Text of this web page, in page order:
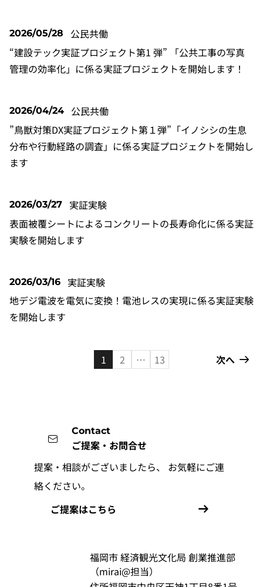
2026/05/28
公民共働
“建設テック実証プロジェクト第1 弾” 「公共⼯事の写真
管理の効率化」に係る実証プロジェクトを開始します！
2026/04/24
公民共働
”鳥獣対策DX実証プロジェクト第１弾”「イノシシの生息
分布や行動経路の調査」に係る実証プロジェクトを開始し
ます
2026/03/27
実証実験
表面被覆シートによるコンクリートの長寿命化に係る実証
実験を開始します
2026/03/16
実証実験
地デジ電波を電気に変換！電池レスの実現に係る実証実験
を開始します
1 2 … 13 次へ
Contact
ご提案・お問合せ
提案・相談がございましたら、
お気軽にご連
絡ください。
ご提案はこちら
福岡市 経済観光文化局 創業推進部
（mirai@担当）